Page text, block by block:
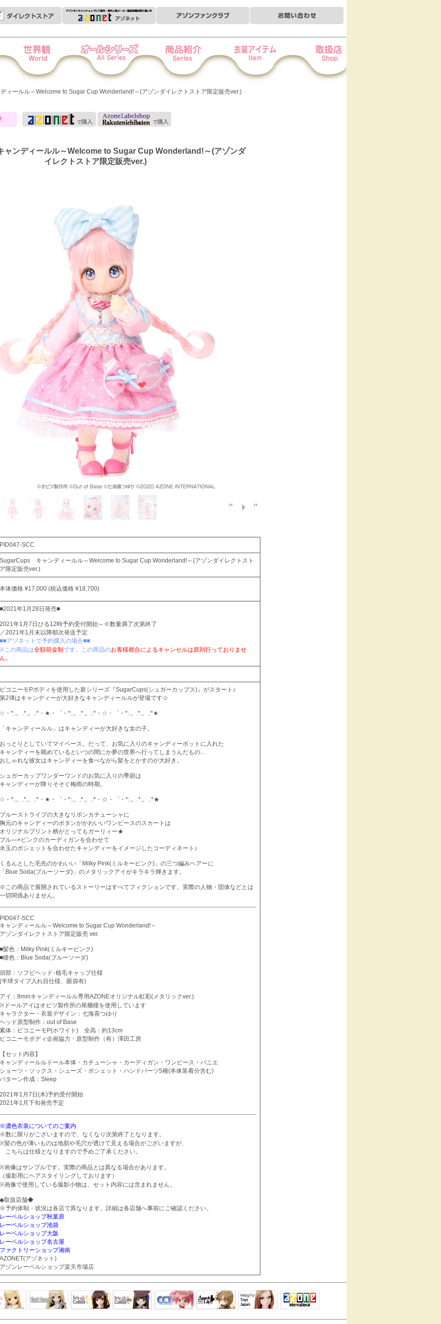
ールル～Welcome to Sugar Cup Wonderland!～(アゾンダイレクトストア限定販売ver.)
ンディールル～Welcome to Sugar Cup Wonderland!～(アゾンダ
イレクトストア限定販売ver.)
PID047-SCC
SugarCups キャンディールル～Welcome to Sugar Cup Wonderland!～(アゾンダイレクトスト
ア限定販売ver.)
本体価格 ¥17,000 (税込価格 ¥18,700)
■2021年1月28日発売■
2021年1月7日ひる12時予約受付開始～※数量満了次第終了
／2021年1月末以降順次発送予定
■■アゾネットで予約購入の場合■■
※この商品は全額前金制 です。この商品のお客様都合によるキャンセルは原則行っておりませ
ん。
ピコニーモPボディを使用した新シリーズ『SugarCups(シュガーカップス)』がスタート♪
第2弾はキャンディーが大好きなキャンディールルが登場です☆
☆・*:.。.*.。.:*・★・゜・*:.。.*.。.:*・☆・゜・*:.。.*.。.:*★
「キャンディールル」はキャンディーが大好きな女の子。
おっとりとしていてマイペース。だって、お気に入りのキャンディーポットに入れた
キャンディーを眺めているといつの間にか夢の世界へ行ってしまうんだもの...
おしゃれな彼女はキャンディーを食べながら髪をとかすのが大好き。
シュガーカップワンダーワンドのお気に入りの季節は
キャンディーが降りそそぐ梅雨の時期。
☆・*:.。.*.。.:*・★・゜・*:.。.*.。.:*・☆・゜・*:.。.*.。.:*★
ブルーストライプの大きなリボンカチューシャに
胸元のキャンディーのボタンがかわいいワンピースのスカートは
オリジナルプリント柄がとってもガーリィー★
ブル―×ピンクのカーディガンを合わせて
水玉のポシェットを合わせたキャンディーをイメージしたコーディネート♪
くるんとした毛先のかわいい「Milky Pink(ミルキーピンク)」の三つ編みヘアーに
「Blue Soda(ブルーソーダ)」のメタリックアイがキラキラ輝きます。
※この商品で展開されているストーリーはすべてフィクションです。実際の人物・団体などとは
一切関係ありません。
PID047-SCC
キャンディールル～Welcome to Sugar Cup Wonderland!～
アゾンダイレクトストア限定販売 ver.
■髪色：Milky Pink(ミルキーピンク)
■瞳色：Blue Soda(ブルーソーダ)
頭部：ソフビヘッド･植毛キャップ仕様
(半球タイプ入れ目仕様、眼袋有)
アイ：8mmキャンディールル専用AZONEオリジナル虹彩(メタリックver.)
※ドールアイはオビツ製作所の尾櫃瞳を使用しています
キャラクター・衣装デザイン：七海喜つゆり
ヘッド原型制作：out of Base
素体：ピコニーモP(ホワイト) 全高：約13cm
ピコニーモボディ企画協力・原型制作（有）澤田工房
【セット内容】
キャンディールルドール本体・カチューシャ・カーディガン・ワンピース・パニエ
ショーツ・ソックス・シューズ・ポシェット・ハンドパーツ5種(本体装着分含む)
パターン作成：Sleep
2021年1月7日(木)予約受付開始
2021年1月下旬発売予定
※濃色衣装についてのご案内
※数に限りがございますので、なくなり次第終了となります。
※髪の色が薄いものは地肌や毛穴が透けて見える場合がございますが、
こちらは仕様となりますので予めご了承ください。
※画像はサンプルです。実際の商品とは異なる場合があります。
（撮影用にヘアスタイリングしております）
※画像で使用している撮影小物は、セット内容には含まれません。
◆取扱店舗◆
※予約体制・状況は各店で異なります。詳細は各店舗へ事前にご確認ください。
レーベルショップ秋葉原
レーベルショップ池袋
レーベルショップ大阪
レーベルショップ名古屋
ファクトリーショップ湘南
AZONET(アゾネット)
アゾンレーベルショップ楽天市場店
Japan